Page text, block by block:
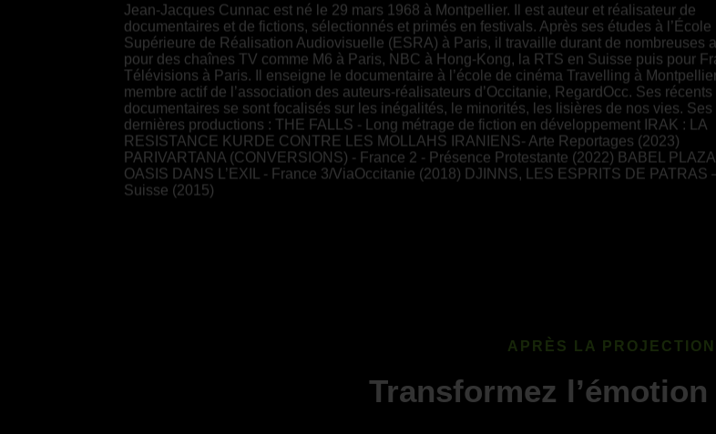
Jean-Jacques Cunnac est né le 29 mars 1968 à Montpellier. Il est auteur et réalisateur de
documentaires et de fictions, sélectionnés et primés en festivals. Après ses études à l’École
Supérieure de Réalisation Audiovisuelle (ESRA) à Paris, il travaille durant de nombreuses
pour des chaînes TV comme M6 à Paris, NBC à Hong-Kong, la RTS en Suisse puis pour
Télévisions à Paris. Il enseigne le documentaire à l’école de cinéma Travelling à
membre actif de l’association des auteurs-réalisateurs d’Occitanie, RegardOcc. Ses récents
documentaires se sont focalisés sur les inégalités, le minorités, les lisières de nos vies. Ses
dernières productions : THE FALLS - Long métrage de fiction en développement IRAK : LA
RESISTANCE KURDE CONTRE LES MOLLAHS IRANIENS- Arte Reportages (2023)
PARIVARTANA (CONVERSIONS) - France 2 - Présence Protestante (2022) BABEL
OASIS DANS L’EXIL - France 3/ViaOccitanie (2018) DJINNS, LES ESPRITS DE PATRAS
Suisse (2015)
APRÈS LA PROJECTION
Transformez